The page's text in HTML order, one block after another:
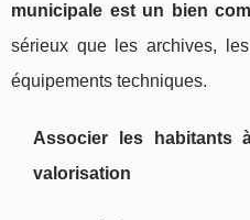
municipale est un bien
sérieux que les archives,
équipements techniques.
Associer les habitants
valorisation